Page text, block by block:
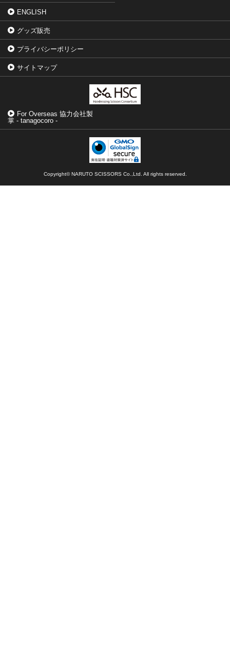
ENGLISH
グッズ販売
プライバシーポリシー
サイトマップ
For Overseas 協力会社製
掌 - tanagocoro -
Copyright© NARUTO SCISSORS Co.,Ltd. All rights reserved.